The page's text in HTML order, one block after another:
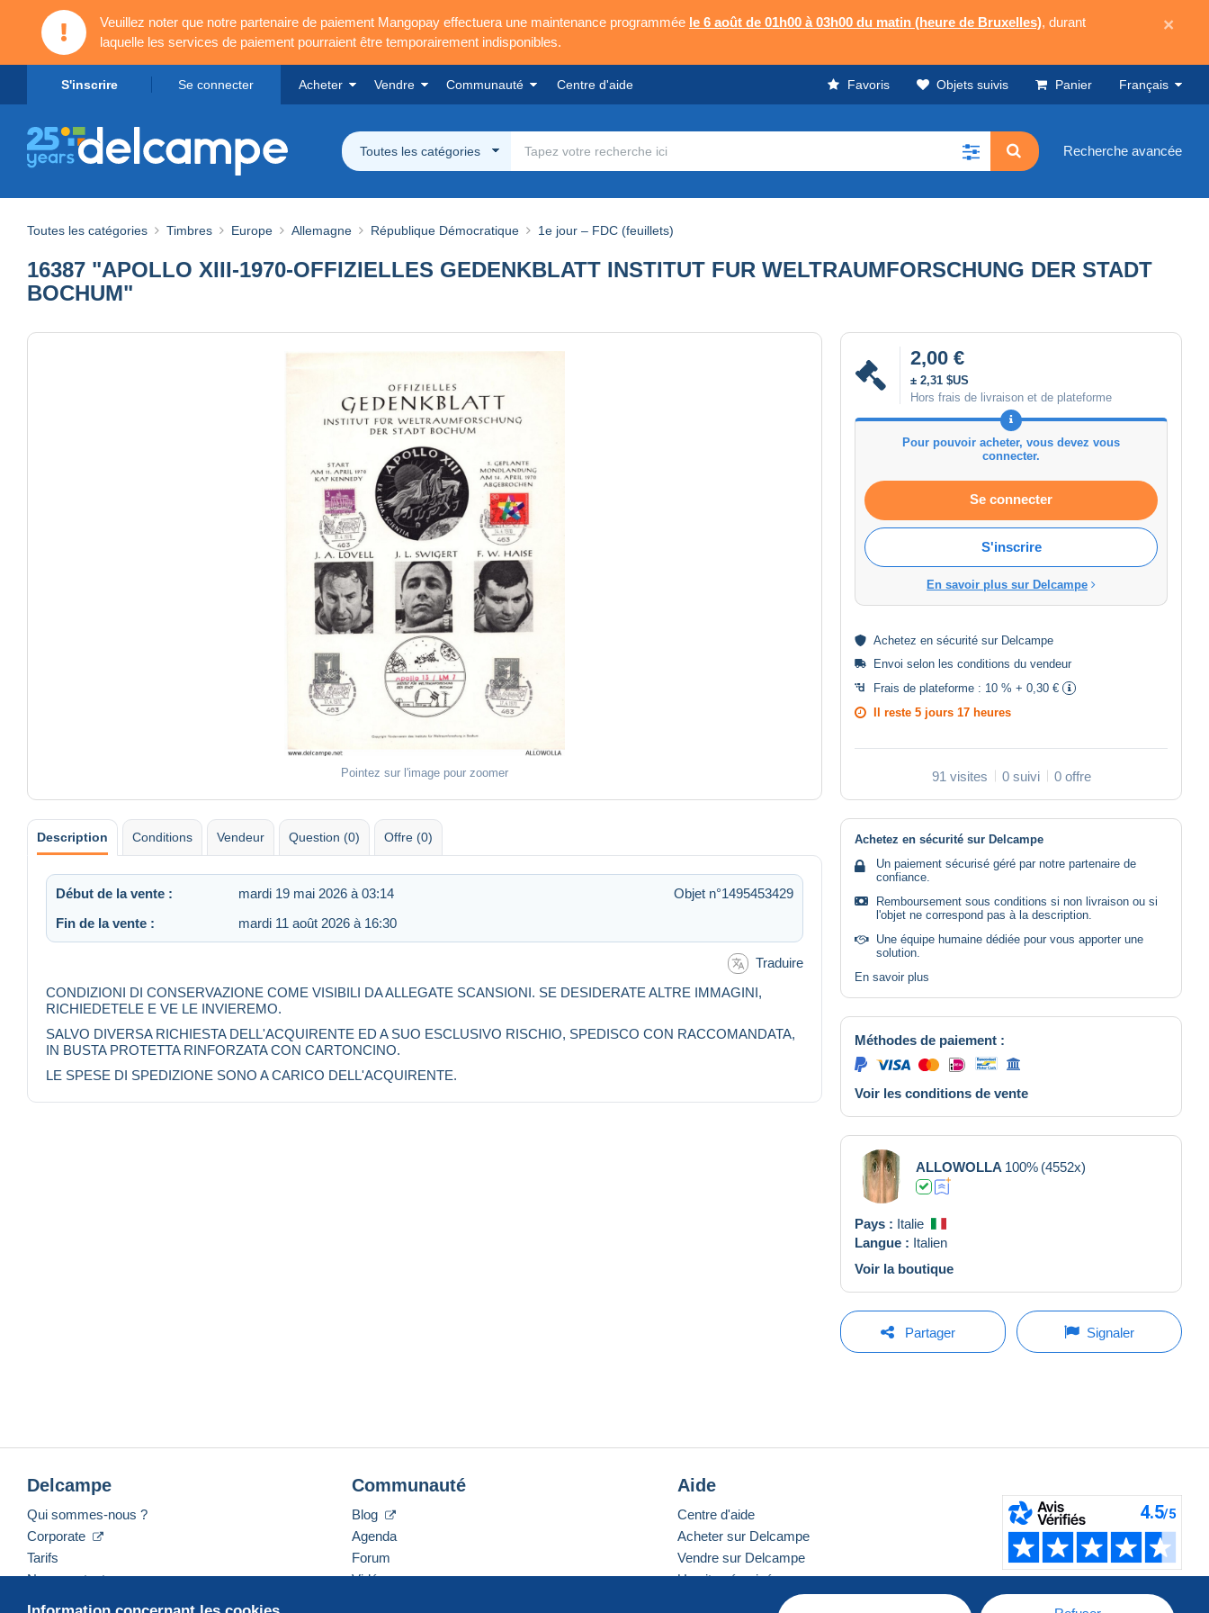
Veuillez noter que notre partenaire de paiement Mangopay effectuera une maintenance programmée le 6 août de 01h00 à 03h00 du matin (heure de Bruxelles), durant
laquelle les services de paiement pourraient être temporairement indisponibles.
×
S'inscrire Se connecter Acheter Vendre Communauté Centre d'aide Favoris Objets suivis Panier Français
Toutes les catégories Recherche avancée
Toutes les catégories Timbres Europe Allemagne République Démocratique 1e jour – FDC (feuillets)
16387 "APOLLO XIII-1970-OFFIZIELLES GEDENKBLATT INSTITUT FUR WELTRAUMFORSCHUNG DER STADT
BOCHUM"
Pointez sur l'image pour zoomer
2,00 €
± 2,31 $US
Hors frais de livraison et de plateforme
Pour pouvoir acheter, vous devez vous
connecter.
Se connecter
S'inscrire
En savoir plus sur Delcampe
Achetez en sécurité sur Delcampe
Envoi selon les conditions du vendeur
Frais de plateforme : 10 % + 0,30 €
Il reste 5 jours 17 heures
91 visites 0 suivi 0 offre
Description Conditions Vendeur Question (0) Offre (0)
Début de la vente : mardi 19 mai 2026 à 03:14
Objet n°1495453429
Fin de la vente :
mardi 11 août 2026 à 16:30
Traduire
CONDIZIONI DI CONSERVAZIONE COME VISIBILI DA ALLEGATE SCANSIONI. SE DESIDERATE ALTRE IMMAGINI,
RICHIEDETELE E VE LE INVIEREMO.
SALVO DIVERSA RICHIESTA DELL'ACQUIRENTE ED A SUO ESCLUSIVO RISCHIO, SPEDISCO CON RACCOMANDATA,
IN BUSTA PROTETTA RINFORZATA CON CARTONCINO.
LE SPESE DI SPEDIZIONE SONO A CARICO DELL'ACQUIRENTE.
Achetez en sécurité sur Delcampe
Un paiement sécurisé géré par notre partenaire de
confiance.
Remboursement sous conditions si non livraison ou si
l'objet ne correspond pas à la description.
Une équipe humaine dédiée pour vous apporter une
solution.
En savoir plus
Méthodes de paiement :
Voir les conditions de vente
ALLOWOLLA 100% (4552x)
Pays : Italie
Langue : Italien
Voir la boutique
Partager Signaler
Delcampe
Qui sommes-nous ?
Corporate
Tarifs
Nous contacter
Communauté
Blog
Agenda
Forum
Vidéos
Aide
Centre d'aide
Acheter sur Delcampe
Vendre sur Delcampe
Un site sécurisé